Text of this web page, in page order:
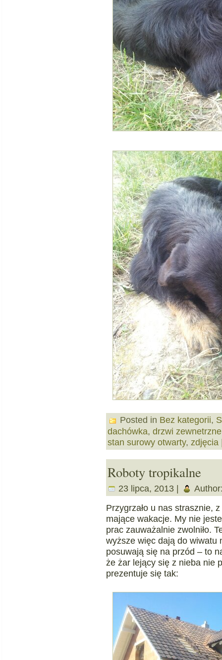
Posted in Bez kategorii,
dachówka, drzwi zewnetrzne
stan surowy otwarty, zdjęcia
Roboty tropikalne
23 lipca, 2013 |
Przygrzało u nas strasznie,
mające wakacje. My nie
prac zauważalnie zwolniło.
wyższe więc dają do wiwatu
posuwają się na przód – to
że żar lejący się z nieba nie
prezentuje się tak: